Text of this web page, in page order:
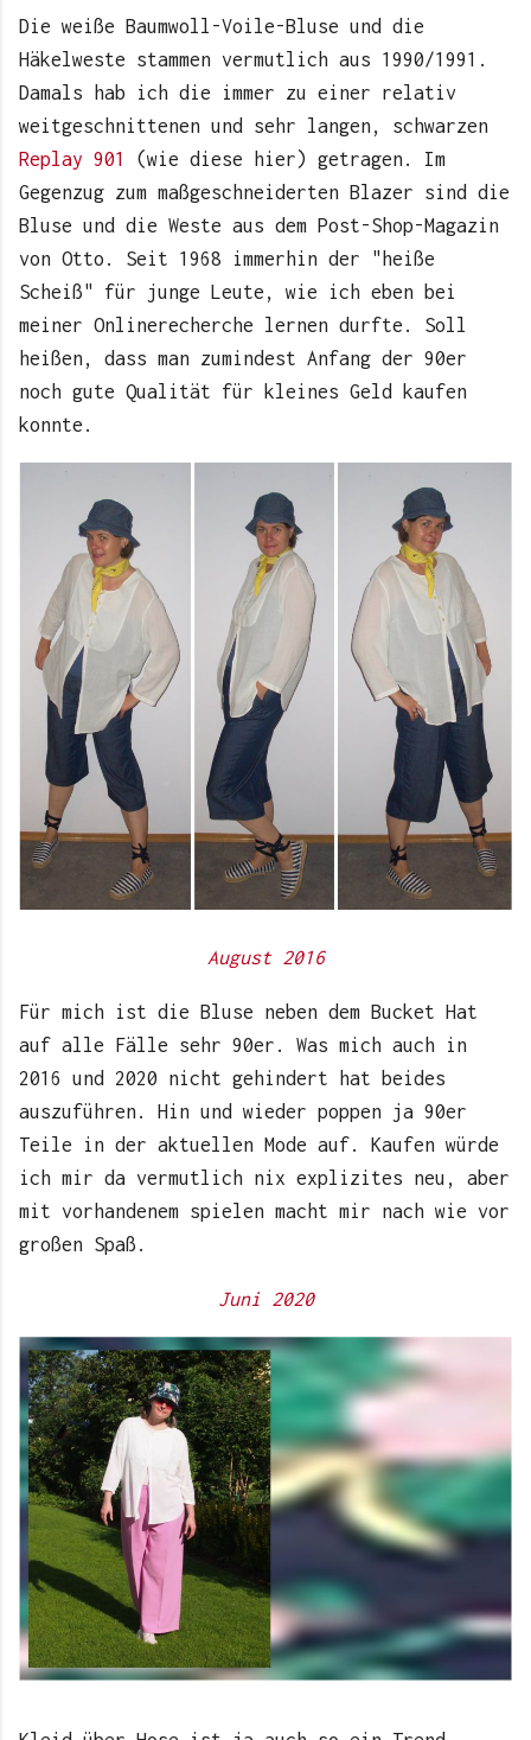
Die weiße Baumwoll-Voile-Bluse und die
Häkelweste stammen vermutlich aus 1990/1991.
Damals hab ich die immer zu einer relativ
weitgeschnittenen und sehr langen, schwarzen
Replay 901
(wie diese hier) getragen. Im
Gegenzug zum maßgeschneiderten Blazer sind die
Bluse und die Weste aus dem Post-Shop-Magazin
von Otto. Seit 1968 immerhin der "heiße
Scheiß" für junge Leute, wie ich eben bei
meiner Onlinerecherche lernen durfte. Soll
heißen, dass man zumindest Anfang der 90er
noch gute Qualität für kleines Geld kaufen
konnte.
August 2016
Für mich ist die Bluse neben dem Bucket Hat
auf alle Fälle sehr 90er. Was mich auch in
2016 und 2020 nicht gehindert hat beides
auszuführen. Hin und wieder poppen ja 90er
Teile in der aktuellen Mode auf. Kaufen würde
ich mir da vermutlich nix explizites neu, aber
mit vorhandenem spielen macht mir nach wie vor
großen Spaß.
Juni 2020